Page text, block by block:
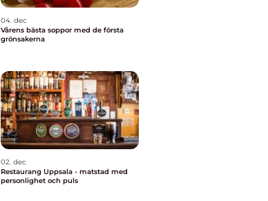
04. dec
Vårens bästa soppor med de första
grönsakerna
02. dec
Restaurang Uppsala - matstad med
personlighet och puls